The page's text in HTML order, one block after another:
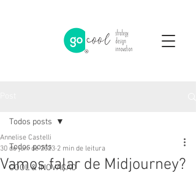
Todos posts
COOL & INOVAÇÃO
Todos posts
Vamos falar de Midjourney?
Annelise Castelli
30 de jun. de 2023 2 min de leitura